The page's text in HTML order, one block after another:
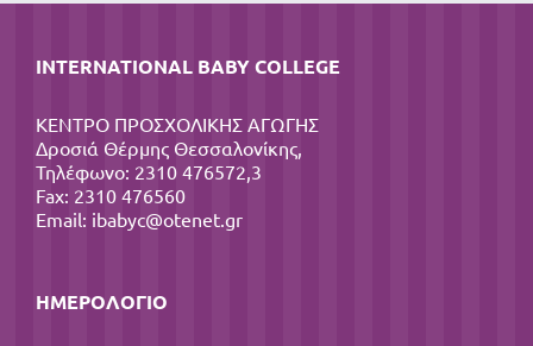
INTERNATIONAL BABY COLLEGE
ΚΕΝΤΡΟ ΠΡΟΣΧΟΛΙΚΗΣ ΑΓΩΓΗΣ
Δροσιά Θέρμης Θεσσαλονίκης,
Τηλέφωνο: 2310 476572,3
Fax: 2310 476560
Email: ibabyc@otenet.gr
ΗΜΕΡΟΛΌΓΙΟ